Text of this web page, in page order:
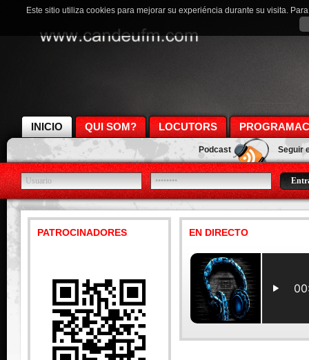
INICIO QUI SOM? LOCUTORS
Podcast Seguir
PATROCINADORES EN DIRECTO
Este sitio utiliza cookies para mejorar su experiéncia durante su visita.